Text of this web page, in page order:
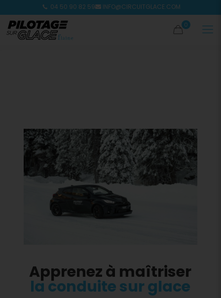
04 50 90 82 59 INFO@CIRCUITGLACE.COM
0
Apprenez à maîtriser
la conduite sur glace